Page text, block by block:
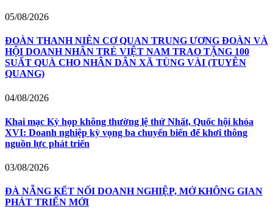
05/08/2026
ĐOÀN THANH NIÊN CƠ QUAN TRUNG ƯƠNG ĐOÀN VÀ
HỘI DOANH NHÂN TRẺ VIỆT NAM TRAO TẶNG 100
SUẤT QUÀ CHO NHÂN DÂN XÃ TÙNG VÀI (TUYÊN
QUANG)
04/08/2026
Khai mạc Kỳ họp không thường lệ thứ Nhất, Quốc hội khóa
XVI: Doanh nghiệp kỳ vọng ba chuyển biến để khơi thông
nguồn lực phát triển
03/08/2026
ĐÀ NẴNG KẾT NỐI DOANH NGHIỆP, MỞ KHÔNG GIAN
PHÁT TRIỂN MỚI